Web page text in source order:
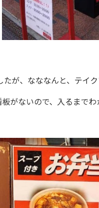
が、なななんと、テイク
がないので、入るまでわ